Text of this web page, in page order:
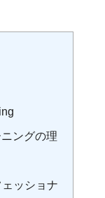
ングの理
ッショナ